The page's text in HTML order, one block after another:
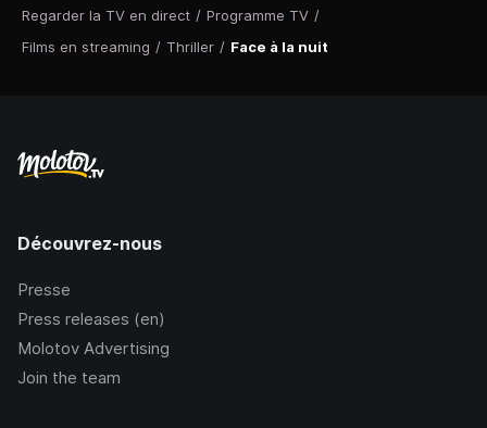
Regarder la TV en direct / Programme TV /
Films en streaming / Thriller / Face à la nuit
Découvrez-nous
Presse
Press releases (en)
Molotov Advertising
Join the team